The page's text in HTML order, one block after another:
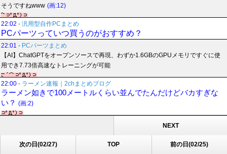
そうですねwww (画:12)
22:02 - 汎用型自作PCまとめ
PCパーツっていつ買うのがおすすめ？
22:01 - PCパーツまとめ
【AI】ChatGPTをオープンソースで再現、わずか1.6GBのGPUメモリですぐに使
用でき7.73倍高速なトレーニングが可能
22:00 - ラーメン速報｜2chまとめブログ
ラーメン如きで100メートルくらい並んでたんだけどバカすぎな
い？ (画:2)
NEXT
次の日(02/27) TOP 前の日(02/25)